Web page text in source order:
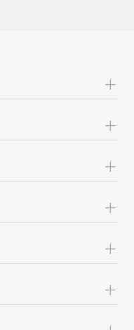
+
+
+
+
+
+